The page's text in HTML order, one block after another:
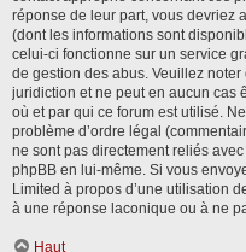
réponse de leur part, vous devriez
(dont les informations sont
celui-ci fonctionne sur un service
de gestion des abus. Veuillez
juridiction et ne peut en aucun cas
où et par qui ce forum est utilisé.
problème d’ordre légal
ne sont pas directement reliés
phpBB en lui-même. Si vous
Limited à propos d’une utilisation
à une réponse laconique ou à ne
Haut